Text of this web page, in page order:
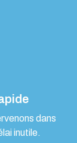
dans
inutile.